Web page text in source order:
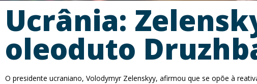
Ucrânia:
oleoduto
O presidente ucraniano, Volodymyr Zelenskyy, afirmou que se opõe à